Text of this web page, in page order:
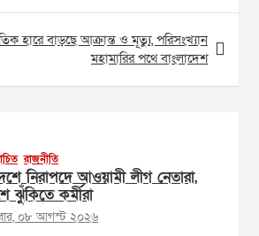
হারে বাড়ছে আক্রান্ত ও মূত্যু, পরিসংখ্যান
মহামারির পথে বাংলাদেশ
রাজনীতি
নিরাপদে আওয়ামী লীগ নেতারা,
ঝুঁকিতে কর্মীরা
০৮ আগস্ট ২০২৬